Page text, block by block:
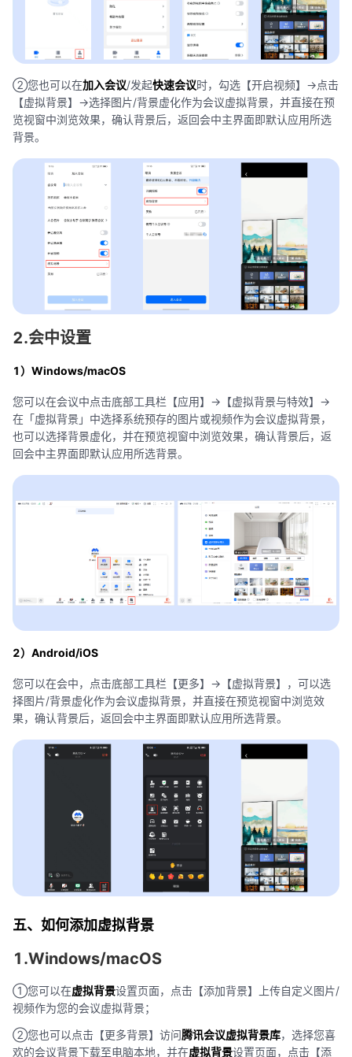
②您也可以在加入会议/发起快速会议时，勾选【开启视频】->点击
【虚拟背景】->选择图片/背景虚化作为会议虚拟背景，并直接在预
览视窗中浏览效果，确认背景后，返回会中主界面即默认应用所选
背景。
2.会中设置
1）Windows/macOS
您可以在会议中点击底部工具栏【应用】->【虚拟背景与特效】->
在「虚拟背景」中选择系统预存的图片或视频作为会议虚拟背景，
也可以选择背景虚化，并在预览视窗中浏览效果，确认背景后，返
回会中主界面即默认应用所选背景。
2）Android/iOS
您可以在会中，点击底部工具栏【更多】->【虚拟背景】，可以选
择图片/背景虚化作为会议虚拟背景，并直接在预览视窗中浏览效
果，确认背景后，返回会中主界面即默认应用所选背景。
五、如何添加虚拟背景
1.Windows/macOS
①您可以在虚拟背景设置页面，点击【添加背景】上传自定义图片/
视频作为您的会议虚拟背景；
②您也可以点击【更多背景】访问腾讯会议虚拟背景库，选择您喜
欢的会议背景下载至电脑本地，并在虚拟背景设置页面，点击【添